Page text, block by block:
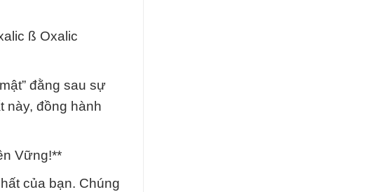
ß Oxalic
đằng sau sự
này, đồng hành
Vững!**
của bạn. Chúng